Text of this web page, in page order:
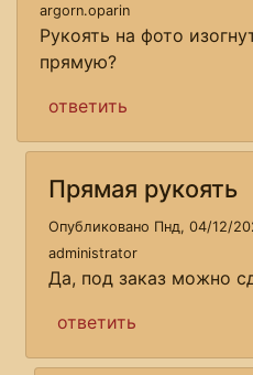
argorn.oparin
Рукоять на фото
прямую?
ответить
Прямая рукоять
Опубликовано Пнд, 04/12/
administrator
Да, под заказ можно
ответить